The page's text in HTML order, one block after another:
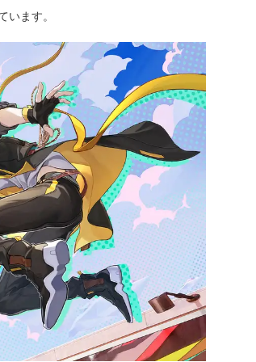
ます。